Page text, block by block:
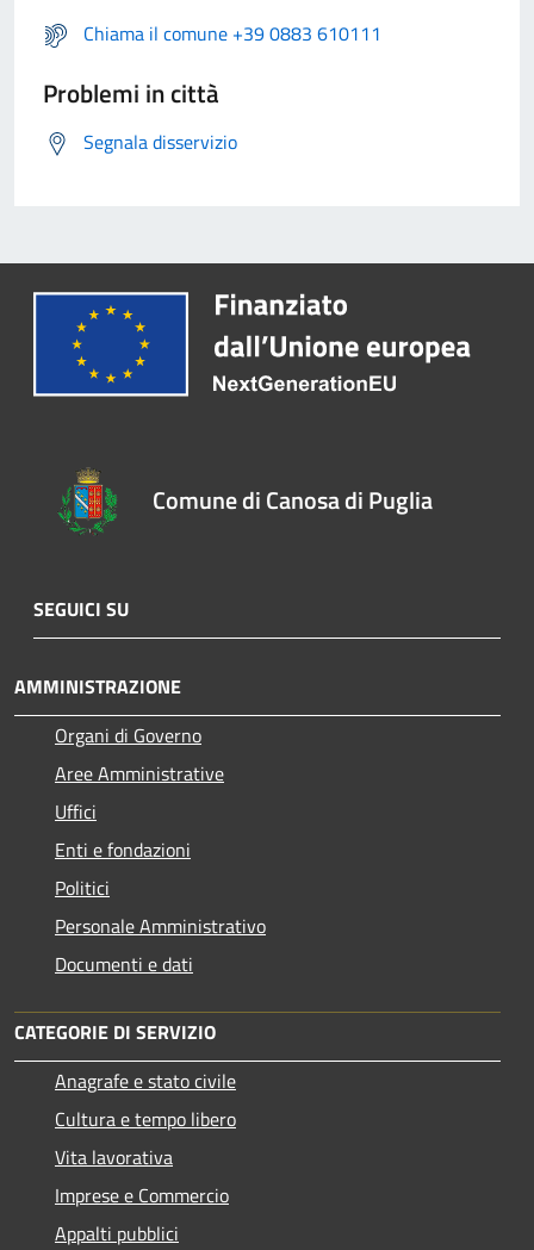
Chiama il comune +39 0883 610111
Problemi in città
Segnala disservizio
Comune di Canosa di Puglia
SEGUICI SU
AMMINISTRAZIONE
Organi di Governo
Aree Amministrative
Uffici
Enti e fondazioni
Politici
Personale Amministrativo
Documenti e dati
CATEGORIE DI SERVIZIO
Anagrafe e stato civile
Cultura e tempo libero
Vita lavorativa
Imprese e Commercio
Appalti pubblici